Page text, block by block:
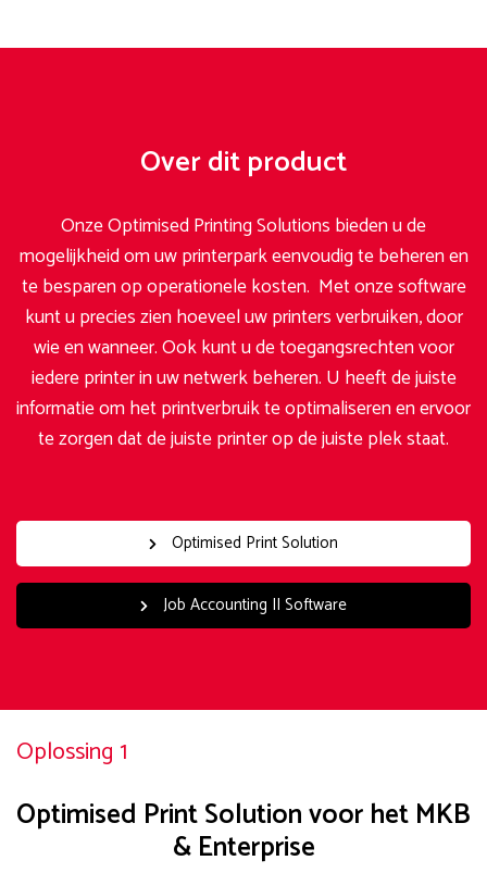
Over dit product
Onze Optimised Printing Solutions bieden u de
mogelijkheid om uw printerpark eenvoudig te beheren en
te besparen op operationele kosten. Met onze software
kunt u precies zien hoeveel uw printers verbruiken, door
wie en wanneer. Ook kunt u de toegangsrechten voor
iedere printer in uw netwerk beheren. U heeft de juiste
informatie om het printverbruik te optimaliseren en ervoor
te zorgen dat de juiste printer op de juiste plek staat.
Optimised Print Solution
Job Accounting II Software
Oplossing 1
Optimised Print Solution voor het MKB
& Enterprise